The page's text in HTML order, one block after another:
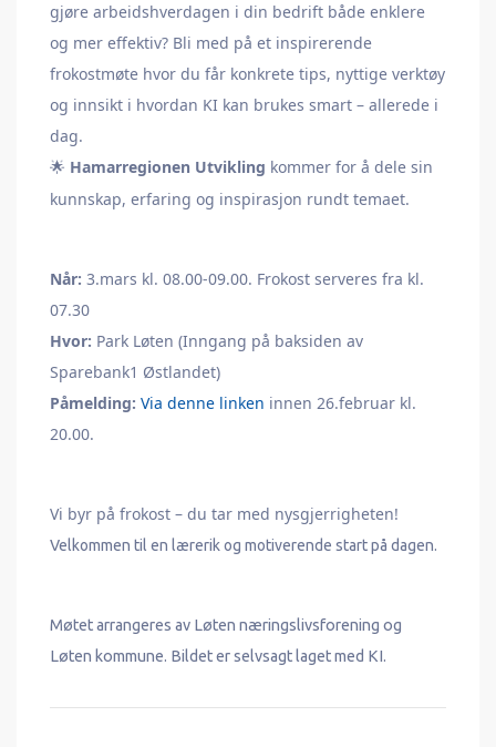
gjøre arbeidshverdagen i din bedrift både enklere
og mer effektiv? Bli med på et inspirerende
frokostmøte hvor du får konkrete tips, nyttige verktøy
og innsikt i hvordan KI kan brukes smart – allerede i
dag.
🌟 Hamarregionen Utvikling kommer for å dele sin
kunnskap, erfaring og inspirasjon rundt temaet.
Når: 3.mars kl. 08.00-09.00. Frokost serveres fra kl.
07.30
Hvor: Park Løten (Inngang på baksiden av
Sparebank1 Østlandet)
Påmelding: Via denne linken innen 26.februar kl.
20.00.
Vi byr på frokost – du tar med nysgjerrigheten!
Velkommen til en lærerik og motiverende start på dagen.
Møtet arrangeres av Løten næringslivsforening og
Løten kommune. Bildet er selvsagt laget med KI.